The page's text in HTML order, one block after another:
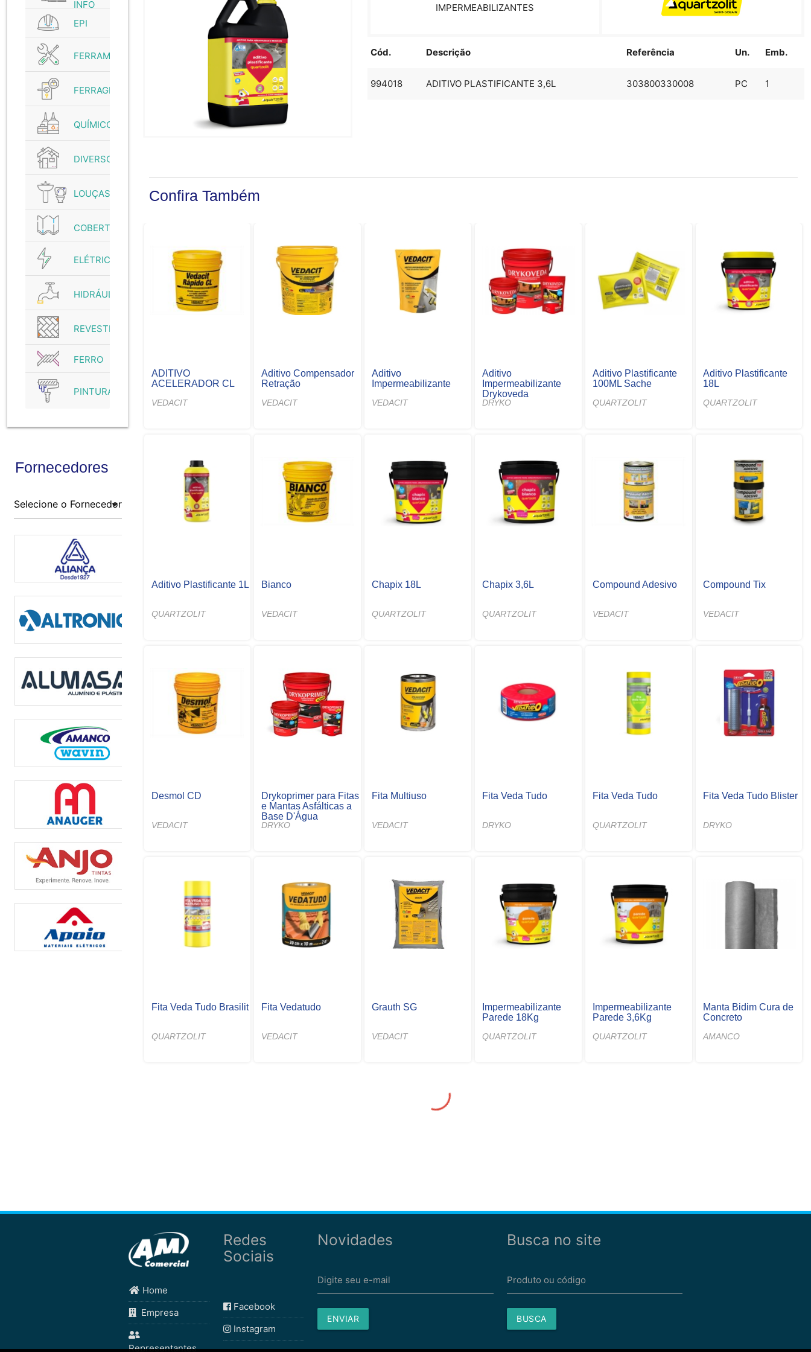
INFO
EPI
FERRAMENTAS
FERRAGENS
QUÍMICO
DIVERSOS
LOUÇAS
COBERTURAS
ELÉTRICO
HIDRÁULICO
REVESTIMENTO
FERRO
PINTURA
Fornecedores
IMPERMEABILIZANTES
Cód. Descrição Referência Un. Emb.
994018 ADITIVO PLASTIFICANTE 3,6L 303800330008 PC 1
Confira Também
ADITIVO
ACELERADOR CL
VEDACIT
Aditivo Compensador
Retração
VEDACIT
Aditivo
Impermeabilizante
VEDACIT
Aditivo
Impermeabilizante
Drykoveda
DRYKO
Aditivo Plastificante
100ML Sache
QUARTZOLIT
Aditivo Plastificante
18L
QUARTZOLIT
Aditivo Plastificante 1L
QUARTZOLIT
Bianco
VEDACIT
Chapix 18L
QUARTZOLIT
Chapix 3,6L
QUARTZOLIT
Compound Adesivo
VEDACIT
Compound Tix
VEDACIT
Desmol CD
VEDACIT
Drykoprimer para Fitas
e Mantas Asfálticas a
Base D'Água
DRYKO
Fita Multiuso
VEDACIT
Fita Veda Tudo
DRYKO
Fita Veda Tudo
QUARTZOLIT
Fita Veda Tudo Blister
DRYKO
Fita Veda Tudo Brasilit
QUARTZOLIT
Fita Vedatudo
VEDACIT
Grauth SG
VEDACIT
Impermeabilizante
Parede 18Kg
QUARTZOLIT
Impermeabilizante
Parede 3,6Kg
QUARTZOLIT
Manta Bidim Cura de
Concreto
AMANCO
Home
Empresa
Representantes
Redes
Sociais
Facebook
Instagram
Novidades
Digite seu e-mail
ENVIAR
Busca no site
Produto ou código
BUSCA